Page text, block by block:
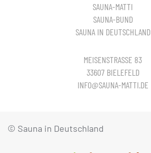
SAUNA-MATTI
SAUNA-BUND
SAUNA IN DEUTSCHLAND
MEISENSTRASSE 83
33607 BIELEFELD
INFO@SAUNA-MATTI.DE
© Sauna in Deutschland